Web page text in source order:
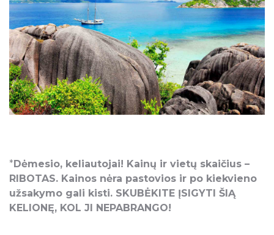
*Dėmesio, keliautojai! Kainų ir vietų skaičius –
RIBOTAS. Kainos nėra pastovios ir po kiekvieno
užsakymo gali kisti. SKUBĖKITE ĮSIGYTI ŠIĄ
KELIONĘ, KOL JI NEPABRANGO!